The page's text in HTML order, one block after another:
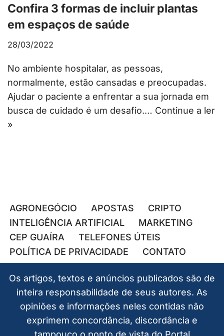
Confira 3 formas de incluir plantas
em espaços de saúde
28/03/2022
No ambiente hospitalar, as pessoas,
normalmente, estão cansadas e preocupadas.
Ajudar o paciente a enfrentar a sua jornada em
busca de cuidado é um desafio.… Continue a ler
»
AGRONEGÓCIO APOSTAS
CRIPTO
INTELIGÊNCIA ARTIFICIAL
MARKETING
CEP GUAÍRA
TELEFONES ÚTEIS
POLÍTICA DE PRIVACIDADE
CONTATO
Os artigos, textos e anúncios publicados são de
inteira responsabilidade de seus autores. As
opiniões e informações neles contidas não
exprimem concordância, discordância e